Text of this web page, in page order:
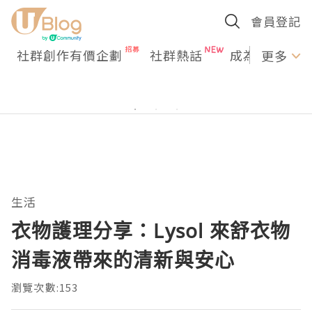
會員登記
社群創作有價企劃 社群熱話 成為U更多
生活
衣物護理分享：Lysol 來舒衣物
消毒液帶來的清新與安心
瀏覽次數:153